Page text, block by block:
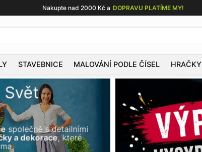
Nakupte nad 2000 Kč a DOPRAVU PLATÍME MY!
STAVEBNICE MALOVÁNÍ PODLE ČÍSEL HRAČKY
Svět
společně s detailními
a dekorace, které